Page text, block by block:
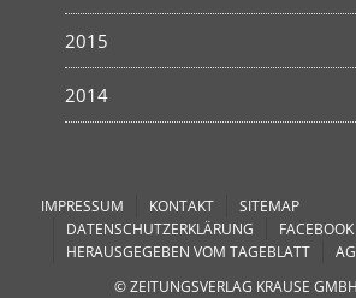
2015
2014
IMPRESSUM KONTAKT
SITEMAP
DATENSCHUTZERKLÄRUNG
FACEBOOK
HERAUSGEGEBEN VOM TAGEBLATT
© ZEITUNGSVERLAG KRAUSE